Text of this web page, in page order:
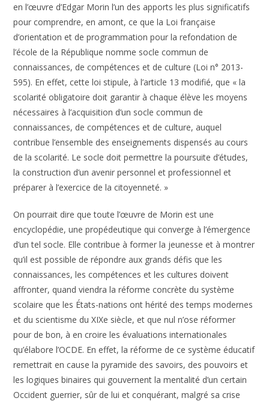
en l’œuvre d’Edgar Morin l’un des apports les plus significatifs
pour comprendre, en amont, ce que la Loi française
d’orientation et de programmation pour la refondation de
l’école de la République nomme socle commun de
connaissances, de compétences et de culture (Loi n° 2013-
595). En effet, cette loi stipule, à l’article 13 modifié, que « la
scolarité obligatoire doit garantir à chaque élève les moyens
nécessaires à l’acquisition d’un socle commun de
connaissances, de compétences et de culture, auquel
contribue l’ensemble des enseignements dispensés au cours
de la scolarité. Le socle doit permettre la poursuite d’études,
la construction d’un avenir personnel et professionnel et
préparer à l’exercice de la citoyenneté. »
On pourrait dire que toute l’œuvre de Morin est une
encyclopédie, une propédeutique qui converge à l’émergence
d’un tel socle. Elle contribue à former la jeunesse et à montrer
qu’il est possible de répondre aux grands défis que les
connaissances, les compétences et les cultures doivent
affronter, quand viendra la réforme concrète du système
scolaire que les États-nations ont hérité des temps modernes
et du scientisme du XIXe siècle, et que nul n’ose réformer
pour de bon, à en croire les évaluations internationales
qu’élabore l’OCDE. En effet, la réforme de ce système éducatif
remettrait en cause la pyramide des savoirs, des pouvoirs et
les logiques binaires qui gouvernent la mentalité d’un certain
Occident guerrier, sûr de lui et conquérant, malgré sa crise